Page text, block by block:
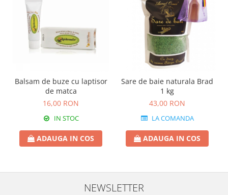
Balsam de buze cu laptisor
de matca
16,00 RON
IN STOC
ADAUGA IN COS
Sare de baie naturala Brad
1 kg
43,00 RON
LA COMANDA
ADAUGA IN COS
NEWSLETTER